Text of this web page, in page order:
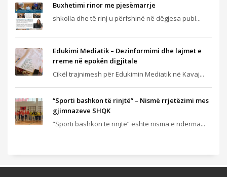
Buxhetimi rinor me pjesëmarrje
shkolla dhe të rinj u përfshinë në dëgjesa publ...
Edukimi Mediatik – Dezinformimi dhe lajmet e
rreme në epokën digjitale
Cikël trajnimesh për Edukimin Mediatik në Kavaj...
“Sporti bashkon të rinjtë” – Nismë rrjetëzimi mes
gjimnazeve SHQK
“Sporti bashkon të rinjtë” është nisma e ndërma...